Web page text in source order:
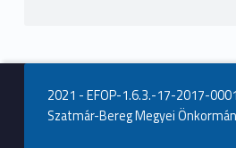
2021 - EFOP-1.6.3.-17-2017-
Szatmár-Bereg Megyei